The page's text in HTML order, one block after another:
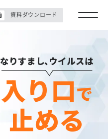
なりすまし、ウイルスは
入り口で
止める
資料ダウンロード